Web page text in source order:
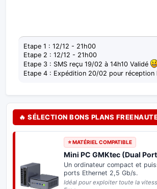
Etape 1 : 12/12 - 21h00
Etape 2 : 12/12 - 21h00
Etape 3 : SMS reçu 19/02 à 14h10 Validé
Etape 4 : Expédition 20/02 pour réception
🔥 SÉLECTION BONS PLANS
⭐ MATÉRIEL COMPATIBLE
Mini PC GMKtec (Dual
Un ordinateur compact et
ports Ethernet 2,5 Gb/s.
Idéal pour exploiter toute la